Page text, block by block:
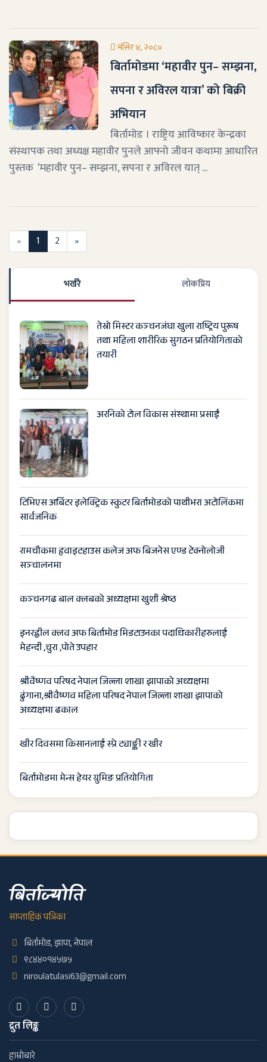
मंसिर ४, २०८०
बिर्तामोडमा ‘महावीर पुन– सम्झना,
सपना र अविरल यात्रा’ को बिक्री
अभियान
बिर्तामोड । राष्ट्रिय आविष्कार केन्द्रका
संस्थापक तथा अध्यक्ष महावीर पुनले आफ्नो जीवन कथामा आधारित
पुस्तक ‘महावीर पुन– सम्झना, सपना र अविरल यात् ...
« 1 2 »
भर्खरै लाेकप्रिय
तेस्रो मिस्टर कञ्चनजंघा खुला राष्ट्रिय पुरूष
तथा महिला शारीरिक सुगठन प्रतियोगिताको
तयारी
अरनिको टोल विकास संस्थामा प्रसाईं
टिभिएस अर्बिटर इलेक्ट्रिक स्कुटर बिर्तामोडको पाथीभरा अटोलिंकमा
सार्वजनिक
रामचौकमा हृवाइटहाउस कलेज अफ बिजनेस एण्ड टेक्नोलोजी
सञ्चालनमा
कञ्चनगढ बाल क्लबको अध्यक्षमा खुशी श्रेष्ठ
इनरह्वील क्लव अफ बिर्तामोड मिडटाउनका पदाधिकारीहरुलाई
मेहन्दी ,चुरा ,पोते उपहार
श्रीवैष्णव परिषद नेपाल जिल्ला शाखा झापाको अध्यक्षमा
ढुंगाना,श्रीवैष्णव महिला परिषद नेपाल जिल्ला शाखा झापाको
अध्यक्षमा ढकाल
खीर दिवसमा किसानलाई स्प्रे ट्याङ्की र खीर
बिर्तामोडमा मेन्स हेयर ग्रुमिङ प्रतियोगिता
बिर्ताज्योति
साप्ताहिक पत्रिका
बिर्तामोड, झापा, नेपाल
९८४४०१४५७५
niroulatulasi63@gmail.com
द्रुत लिङ्क
हाम्रोबारे